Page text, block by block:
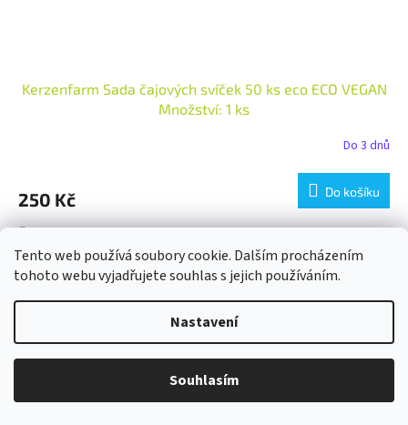
Tento web používá soubory cookie. Dalším procházením
tohoto webu vyjadřujete souhlas s jejich používáním.
Nastavení
Souhlasím
Kerzenfarm Sada čajových svíček 50 ks eco ECO VEGAN
Množství: 1 ks
Do 3 dnů
250 Kč Do košíku
Čajové svíčky v hliníkovém pouzdře. Balení obsahuje 50 ks čajových
svíček. Jsou vyrobeny ze 100% palmového vosku, obnovitelné
rostlinné suroviny. Palmový vosk se...